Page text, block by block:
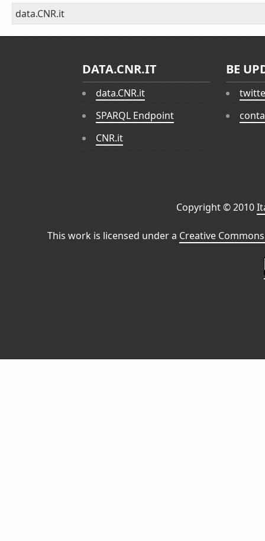
data.CNR.it
DATA.CNR.IT
data.CNR.it
SPARQL Endpoint
CNR.it
BE
Copyright © 2010
This work is licensed under a Creative